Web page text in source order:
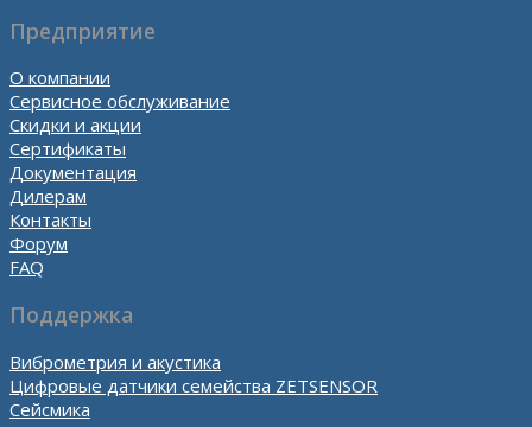
Предприятие
О компании
Сервисное обслуживание
Скидки и акции
Сертификаты
Документация
Дилерам
Контакты
Форум
FAQ
Поддержка
Виброметрия и акустика
Цифровые датчики семейства ZETSENSOR
Сейсмика